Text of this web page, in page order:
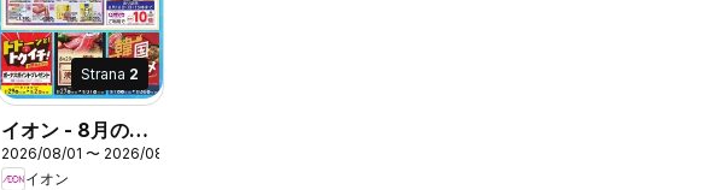
Strana 2
イオン - 8月のお
買得情報
2026/08/01 〜 2026/08/31
イオン